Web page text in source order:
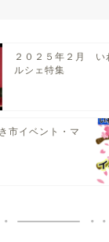
２０２５年２月 い
ルシェ特集
市イベント・マ
泉・植田・遠野
伝
アイディ